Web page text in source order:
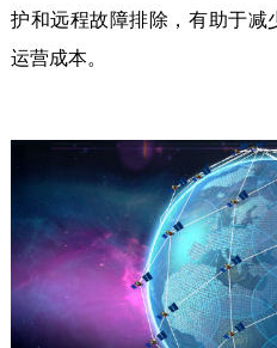
护和远程故障排除，有助于减
运营成本。